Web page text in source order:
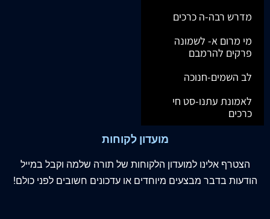
מדרש רבה-ה כרכים
מי מרום א- לשמונה
פרקים להרמבם
לב השמים-חנוכה
לאמונת עתנו-סט חי
כרכים
מועדון לקוחות
הצטרף אלינו למועדון הלקוחות של תורה שלמה וקבל במייל
הודעות בדבר מבצעים מיוחדים או עדכונים חשובים לפני כולם!